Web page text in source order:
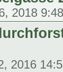
2018 9:48
2016